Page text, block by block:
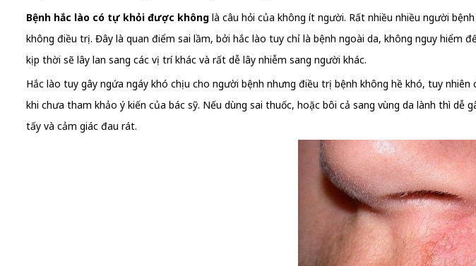
Bệnh hắc lào có tự khỏi được không là câu hỏi của không ít người. Rất nhiều nhiều người
không điều trị. Đây là quan điểm sai lầm, bởi hắc lào tuy chỉ là bệnh ngoài da, không nguy
kịp thời sẽ lây lan sang các vị trí khác và rất dễ lây nhiễm sang người khác.
Hắc lào tuy gây ngứa ngáy khó chịu cho người bệnh nhưng điều trị bệnh không hề khó, tuy
khi chưa tham khảo ý kiến của bác sỹ. Nếu dùng sai thuốc, hoặc bôi cả sang vùng da lành thì
tấy và cảm giác đau rát.